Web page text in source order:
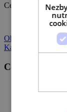
Celé znění tiskové
Objevte skryté
Kampaň jižní
Centrála
GDPR